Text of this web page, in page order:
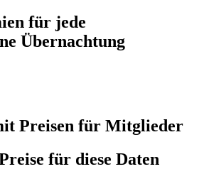
für jede
Übernachtung
Preisen für Mitglieder
für diese Daten